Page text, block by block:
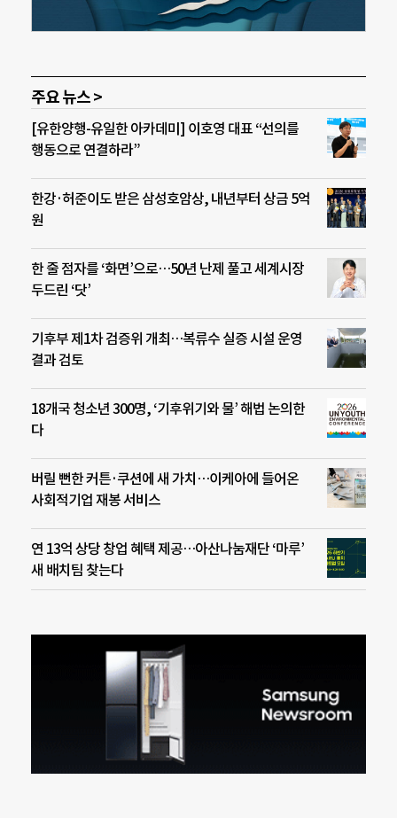
주요 뉴스 >
[유한양행-유일한 아카데미] 이호영 대표 “선의를
행동으로 연결하라”
한강·허준이도 받은 삼성호암상, 내년부터 상금 5억
원
한 줄 점자를 ‘화면’으로…50년 난제 풀고 세계시장
두드린 ‘닷’
기후부 제1차 검증위 개최…복류수 실증 시설 운영
결과 검토
18개국 청소년 300명, ‘기후위기와 물’ 해법 논의한
다
버릴 뻔한 커튼·쿠션에 새 가치…이케아에 들어온
사회적기업 재봉 서비스
연 13억 상당 창업 혜택 제공…아산나눔재단 ‘마루’
새 배치팀 찾는다